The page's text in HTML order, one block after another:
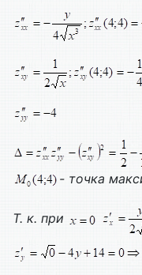
- точка
Т. к. при